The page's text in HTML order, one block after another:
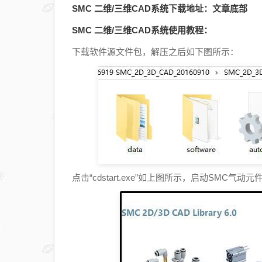
SMC 二维/三维CAD系统下载地址：文章底部
SMC 二维/三维CAD系统使用教程：
下载软件源文件包，解压之后如下图所示：
点击“cdstart.exe”如上图所示，启动SMC气动元